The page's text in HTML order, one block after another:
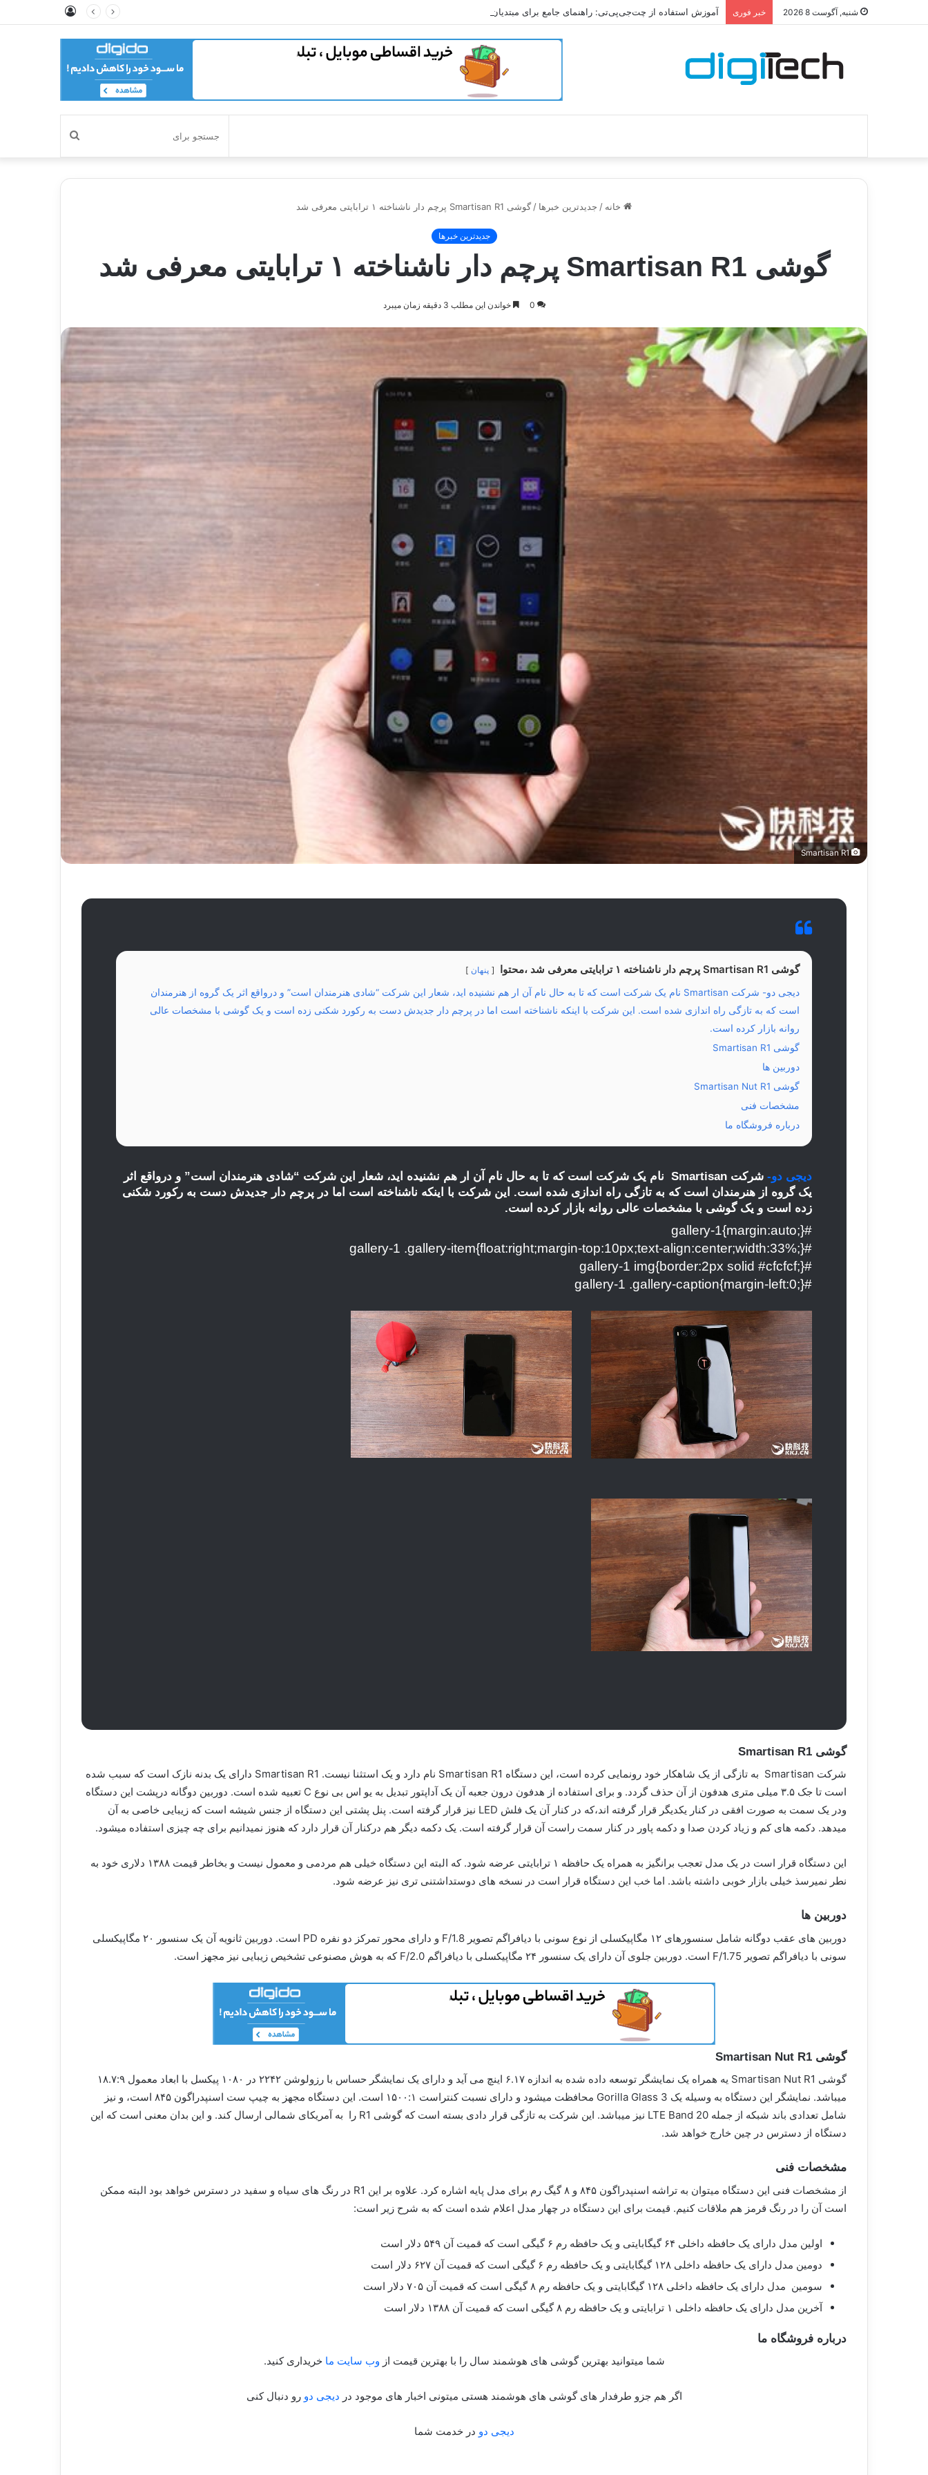
شنبه, آگوست 8 2026 خبر فوری آموزش استفاده از چت‌جی‌پی‌تی: راهنمای جامع برای مبتدیان ورود
جستجو
برای
خانه / جدیدترین خبرها / گوشی Smartisan R1 پرچم دار ناشناخته ۱ ترابایتی معرفی شد
جدیدترین خبرها
گوشی Smartisan R1 پرچم دار ناشناخته ۱ ترابایتی معرفی شد
0 خواندن این مطلب 3 دقیقه زمان میبرد
Smartisan R1
گوشی Smartisan R1 پرچم دار ناشناخته ۱ ترابایتی معرفی شد ،محتوا پنهان
دیجی دو- شرکت Smartisan نام یک شرکت است که تا به حال نام آن ار هم نشنیده اید، شعار این شرکت “شادی هنرمندان است” و درواقع اثر یک گروه از هنرمندان
است که به تازگی راه اندازی شده است. این شرکت با اینکه ناشناخته است اما در پرچم دار جدیدش دست به رکورد شکنی زده است و یک گوشی با مشخصات عالی
روانه بازار کرده است.
گوشی Smartisan R1
دوربین ها
گوشی Smartisan Nut R1
مشخصات فنی
درباره فروشگاه ما
دیجی دو-
شرکت Smartisan نام یک شرکت است که تا به حال نام آن ار هم نشنیده اید، شعار این شرکت “شادی هنرمندان است” و درواقع اثر
یک گروه از هنرمندان است که به تازگی راه اندازی شده است. این شرکت با اینکه ناشناخته است اما در پرچم دار جدیدش دست به رکورد شکنی
زده است و یک گوشی با مشخصات عالی روانه بازار کرده است.
#gallery-1{margin:auto;}
#gallery-1 .gallery-item{float:right;margin-top:10px;text-align:center;width:33%;}
#gallery-1 img{border:2px solid #cfcfcf;}
#gallery-1 .gallery-caption{margin-left:0;}
گوشی Smartisan R1
شرکت Smartisan به تازگی از یک شاهکار خود رونمایی کرده است، این دستگاه Smartisan R1 نام دارد و یک استثنا نیست. Smartisan R1 دارای یک بدنه نازک است که سبب شده
است تا جک ۳.۵ میلی متری هدفون از آن حذف گردد. و برای استفاده از هدفون درون جعبه آن یک آداپتور تبدیل به یو اس بی نوع C تعبیه شده است. دوربین دوگانه درپشت این دستگاه
ودر یک سمت به صورت افقی در کنار یکدیگر قرار گرفته اند،که در کنار آن یک فلش LED نیز قرار گرفته است. پنل پشتی این دستگاه از جنس شیشه است که زیبایی خاصی به آن
میدهد. دکمه های کم و زیاد کردن صدا و دکمه پاور در کنار سمت راست آن قرار گرفته است. یک دکمه دیگر هم درکنار آن قرار دارد که هنوز نمیدانیم برای چه چیزی استفاده میشود.
این دستگاه قرار است در یک مدل تعجب برانگیز به همراه یک حافظه ۱ ترابایتی عرضه شود. که البته این دستگاه خیلی هم مردمی و معمول نیست و بخاطر قیمت ۱۳۸۸ دلاری خود به
نطر نمیرسذ خیلی بازار خوبی داشته باشد. اما خب این دستگاه قرار است در نسخه های دوستداشتنی تری نیز عرضه شود.
دوربین ها
دوربین های عقب دوگانه شامل سنسورهای ۱۲ مگاپیکسلی از نوع سونی با دیافراگم تصویر F/1.8 و دارای محور تمرکز دو نفره PD است. دوربین ثانویه آن یک سنسور ۲۰ مگاپیکسلی
سونی با دیافراگم تصویر F/1.75 است. دوربین جلوی آن دارای یک سنسور ۲۴ مگاپیکسلی با دیافراگم F/2.0 که به هوش مصنوعی تشخیص زیبایی نیز مجهز است.
گوشی Smartisan Nut R1
گوشی Smartisan Nut R1 یه همراه یک نمایشگر توسعه داده شده به اندازه ۶.۱۷ اینچ می آید و دارای یک نمایشگر حساس با رزولوشن ۲۲۴۲ در ۱۰۸۰ پیکسل با ابعاد معمول ۱۸.۷:۹
میباشد. نمایشگر این دستگاه به وسیله یک Gorilla Glass 3 محافظت میشود و دارای نسبت کنتراست ۱۵۰۰:۱ است. این دستگاه مجهز به چیپ ست اسنپدراگون ۸۴۵ است، و نیز
شامل تعدادی باند شبکه از جمله LTE Band 20 نیز میباشد. این شرکت به تازگی قرار دادی بسته است که گوشی R1 را به آمریکای شمالی ارسال کند. و این بدان معنی است که این
دستگاه از دسترس در چین خارج خواهد شد.
مشخصات فنی
از مشخصات فنی این دستگاه میتوان به تراشه اسنپدراگون ۸۴۵ و ۸ گیگ رم برای مدل پایه اشاره کرد. علاوه بر این R1 در رنگ های سیاه و سفید در دسترس خواهد بود البته ممکن
است آن را در رنگ قرمز هم ملاقات کنیم. قیمت برای این دستگاه در چهار مدل اعلام شده است که به شرح زیر است:
اولین مدل دارای یک حافظه داخلی ۶۴ گیگابایتی و یک حافظه رم ۶ گیگی است که قمیت آن ۵۴۹ دلار است
دومین مدل دارای یک حافظه داخلی ۱۲۸ گیگابایتی و یک حافظه رم ۶ گیگی است که قمیت آن ۶۲۷ دلار است
سومین مدل دارای یک حافظه داخلی ۱۲۸ گیگابایتی و یک حافظه رم ۸ گیگی است که قمیت آن ۷۰۵ دلار است
آخرین مدل دارای یک حافظه داخلی ۱ ترابایتی و یک حافظه رم ۸ گیگی است که قمیت آن ۱۳۸۸ دلار است
درباره فروشگاه ما
شما میتوانید بهترین گوشی های هوشمند سال را با بهترین قیمت از وب سایت ما خریداری کنید.
اگر هم جزو طرفدار های گوشی های هوشمند هستی میتونی اخبار های موجود در دیجی دو رو دنبال کنی
دیجی دو در خدمت شما